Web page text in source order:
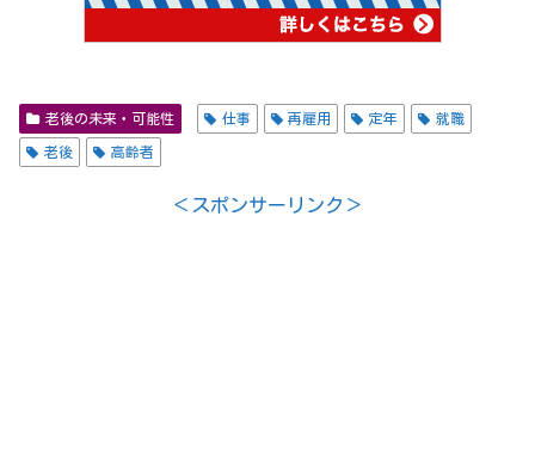
老後の未来・可能性 仕事 再雇用 定年 就職
老後 高齢者
＜スポンサーリンク＞